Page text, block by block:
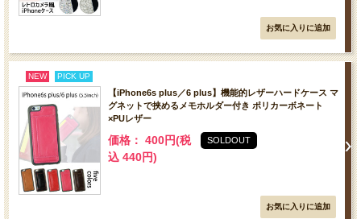
NEW PICK UP
【iPhone6s plus／6 plus】機能的レザーハードケース マ
グネットで挟めるメモホルダー付き ポリカーボネート
×PUレザー
価格： 400円(税
込 440円)
SOLDOUT